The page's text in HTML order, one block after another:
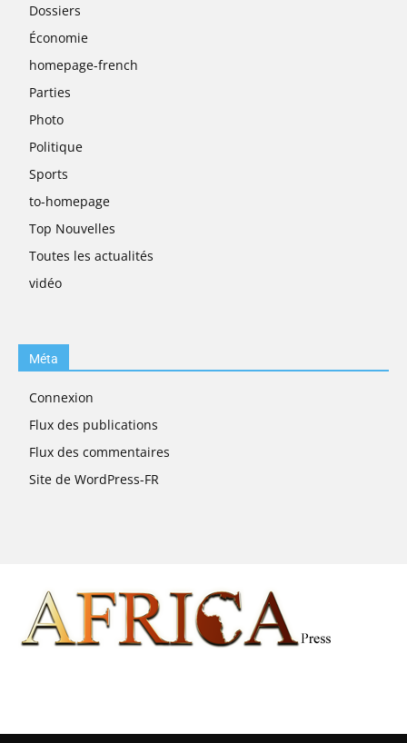
Dossiers
Économie
homepage-french
Parties
Photo
Politique
Sports
to-homepage
Top Nouvelles
Toutes les actualités
vidéo
Méta
Connexion
Flux des publications
Flux des commentaires
Site de WordPress-FR